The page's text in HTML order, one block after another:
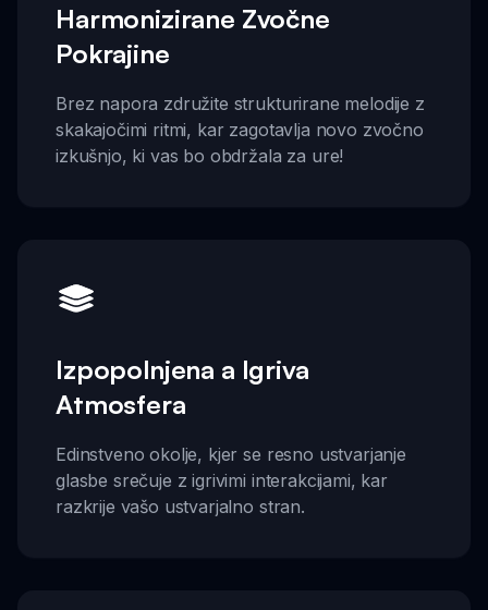
Harmonizirane Zvočne
Pokrajine
Brez napora združite strukturirane melodije z
skakajočimi ritmi, kar zagotavlja novo zvočno
izkušnjo, ki vas bo obdržala za ure!
Izpopolnjena a Igriva
Atmosfera
Edinstveno okolje, kjer se resno ustvarjanje
glasbe srečuje z igrivimi interakcijami, kar
razkrije vašo ustvarjalno stran.